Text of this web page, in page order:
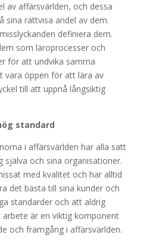
av affärsvärlden, och dessa
sina rättvisa andel av dem.
definiera dem.
som läroprocesser och
för att undvika samma
vara öppen för att lära av
till att uppnå långsiktig
standard
i affärsvärlden har alla satt
själva och sina organisationer.
med kvalitet och har alltid
det bästa till sina kunder och
standarder och att aldrig
är en viktig komponent
och framgång i affärsvärlden.